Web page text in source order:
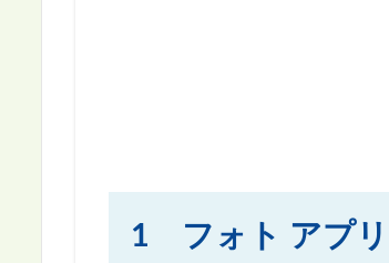
1 フォト アプリ